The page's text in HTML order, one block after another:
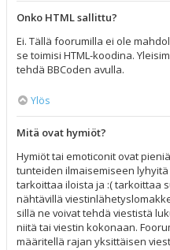
Onko HTML sallittu?
Ei. Tällä foorumilla ei ole
se toimisi HTML-koodina.
tehdä BBCoden avulla.
Ylös
Mitä ovat hymiöt?
Hymiöt tai emoticonit ovat
tunteiden ilmaisemiseen
tarkoittaa iloista ja :( tarkoittaa
nähtävillä
sillä ne voivat tehdä viestistä
niitä tai viestin kokonaan.
määritellä rajan yksittäisen